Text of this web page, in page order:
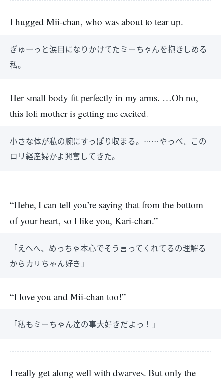
I hugged Mii-chan, who was about to tear up.
ぎゅーっと涙目になりかけてたミーちゃんを抱きしめる
私。
Her small body fit perfectly in my arms. …Oh no,
this loli mother is getting me excited.
小さな体が私の腕にすっぽり収まる。……やっべ、この
ロリ経産婦かよ興奮してきた。
“Hehe, I can tell you’re saying that from the bottom
of your heart, so I like you, Kari-chan.”
「えへへ、めっちゃ本心でそう言ってくれてるの理解る
からカリちゃん好き」
“I love you and Mii-chan too!”
「私もミーちゃん達の事大好きだよっ！」
I really get along well with dwarves. But only the